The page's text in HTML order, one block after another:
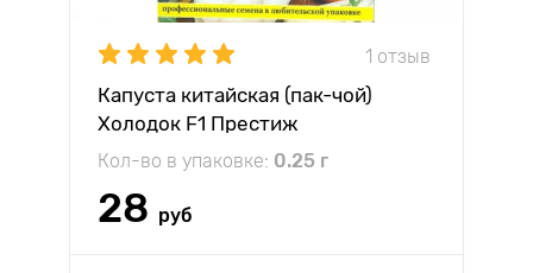
1 отзыв
Капуста китайская (пак-чой)
Холодок F1 Престиж
Кол-во в упаковке: 0.25 г
28 руб